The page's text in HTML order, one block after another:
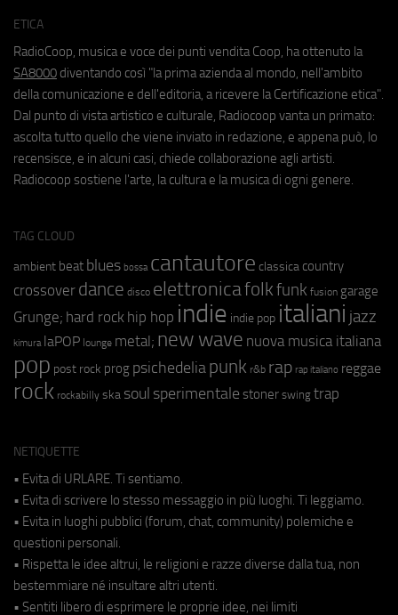
ETICA
RadioCoop, musica e voce dei punti vendita Coop, ha ottenuto la
SA8000 diventando così "la prima azienda al mondo, nell'ambito
della comunicazione e dell'editoria, a ricevere la Certificazione etica".
Dal punto di vista artistico e culturale, Radiocoop vanta un primato:
ascolta tutto quello che viene inviato in redazione, e appena può, lo
recensisce, e in alcuni casi, chiede collaborazione agli artisti.
Radiocoop sostiene l'arte, la cultura e la musica di ogni genere.
TAG CLOUD
ambient beat blues bossa cantautore classica country
crossover dance disco elettronicafolkfunk fusion garage
Grunge; hard rock hip hop indie indie pop italiani jazz
kimura laPOP lounge metal; new wave nuova musica italiana
pop post rock prog psichedeliapunk r&b rap rap italiano reggae
rock rockabilly ska soul sperimentale stoner swing trap
NETIQUETTE
• Evita di URLARE. Ti sentiamo.
• Evita di scrivere lo stesso messaggio in più luoghi. Ti leggiamo.
• Evita in luoghi pubblici (forum, chat, community) polemiche e
questioni personali.
• Rispetta le idee altrui, le religioni e razze diverse dalla tua, non
bestemmiare né insultare altri utenti.
• Sentiti libero di esprimere le proprie idee, nei limiti